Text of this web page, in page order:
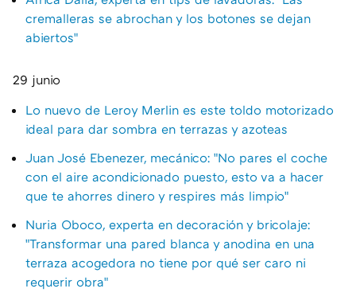
cremalleras se abrochan y los botones se dejan
abiertos"
29 junio
Lo nuevo de Leroy Merlin es este toldo motorizado
ideal para dar sombra en terrazas y azoteas
Juan José Ebenezer, mecánico: "No pares el coche
con el aire acondicionado puesto, esto va a hacer
que te ahorres dinero y respires más limpio"
Nuria Oboco, experta en decoración y bricolaje:
"Transformar una pared blanca y anodina en una
terraza acogedora no tiene por qué ser caro ni
requerir obra"